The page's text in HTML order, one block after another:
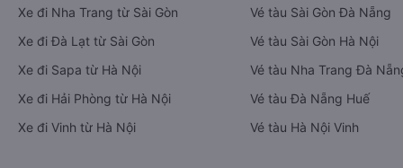
Xe đi Nha Trang từ Sài Gòn
Xe đi Đà Lạt từ Sài Gòn
Xe đi Sapa từ Hà Nội
Xe đi Hải Phòng từ Hà Nội
Xe đi Vinh từ Hà Nội
Vé tàu Sài Gòn Đà Nẵng
Vé tàu Sài Gòn Hà Nội
Vé tàu Nha Trang Đà
Vé tàu Đà Nẵng Huế
Vé tàu Hà Nội Vinh